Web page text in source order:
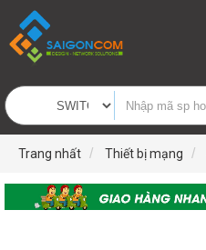
Trang nhất Thiết bị mạng